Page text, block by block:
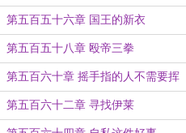
第五百五十六章 国王的新衣
第五百五十八章 殴帝三拳
第五百六十章 摇手指的人不需要挥
拳
第五百六十二章 寻找伊莱